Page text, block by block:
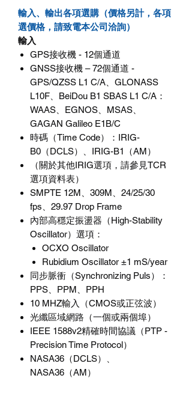
輸入、輸出各項選購（價格另計，各項
選價格，請致電本公司洽詢）
輸入
GPS接收機 - 12個通道
GNSS接收機 – 72個通道 -
GPS/QZSS L1 C/A、GLONASS
L10F、BeiDou B1 SBAS L1 C/A：
WAAS、EGNOS、MSAS、
GAGAN Galileo E1B/C
時碼（Time Code）：IRIG-
B0（DCLS）、IRIG-B1（AM）
（關於其他IRIG選項，請參見TCR
選項資料表）
SMPTE 12M、309M、24/25/30
fps、29.97 Drop Frame
內部高穩定振盪器（High-Stability
Oscillator）選項：
OCXO Oscillator
Rubidium Oscillator ±1 mS/year
同步脈衝（Synchronizing Puls）：
PPS、PPM、PPH
10 MHZ輸入（CMOS或正弦波）
光纖區域網路（一個或兩個埠）
IEEE 1588v2精確時間協議（PTP -
Precision Time Protocol）
NASA36（DCLS）、
NASA36（AM）